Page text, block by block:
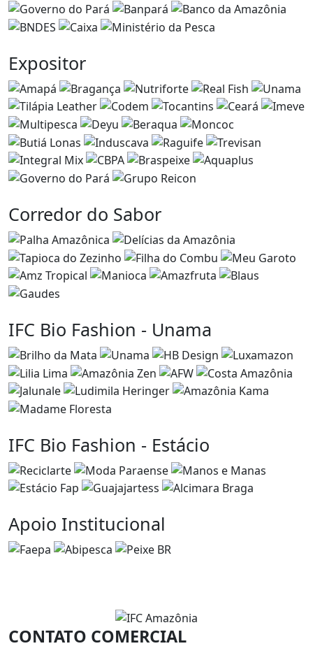
Expositor
Corredor do Sabor
IFC Bio Fashion - Unama
IFC Bio Fashion - Estácio
Apoio Institucional
CONTATO COMERCIAL